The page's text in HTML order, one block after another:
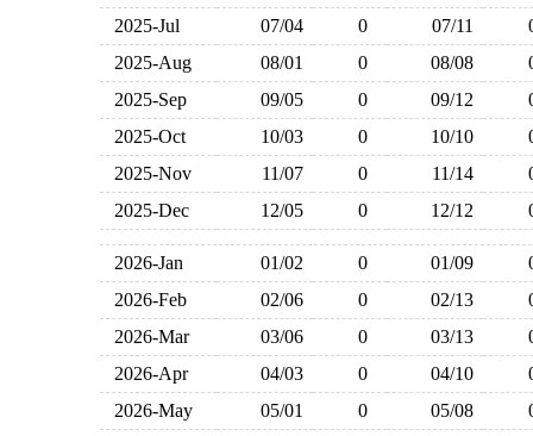
2025-Jul
07/04 0 07/11
2025-Aug
08/01 0 08/08
2025-Sep
09/05 0 09/12
2025-Oct
10/03 0 10/10
2025-Nov
11/07 0 11/14
2025-Dec
12/05 0 12/12
2026-Jan 01/02 0 01/09
2026-Feb
02/06 0 02/13
2026-Mar
03/06 0 03/13
2026-Apr
04/03 0 04/10
2026-May
05/01 0 05/08